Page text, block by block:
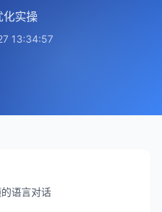
化实操
13:34:57
语言对话